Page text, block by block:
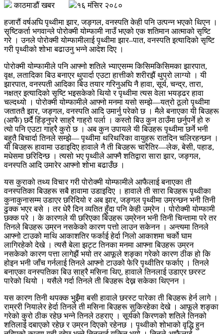
काठमाडौं खबर
१६ मंसिर २०८०
हजारौं वर्षअघि पृथ्वीमा झार, जङ्गल, वनस्पति केही पनि उत्पन्न भएको थिएन ।
सृष्टिकर्ता भगवान्ले पोरोक्मी योम्फामी नाउँ भएको एक शतिमान आत्माको सृष्टि
गरे । उनले पोरोक्मी योम्फामीलाई पृथ्वीमा झार–पात, वनस्पति इत्यादिको सृष्टि
गरी पृथ्वीको शोभा बढाउनु भन्ने आदेश दिए ।
पोरोक्मी योम्फामीले पनि आफ्नो शतिले भ्याएसम्म किसिमकिसिमका झारपात,
वृक्ष, लतादिका बिउ बनाएर थुपार्दा एउटा हात्तीको शरीरझैं थुप्रो लाग्यो । यी
झारपात, वनस्पती आदिका बिउ तयार गरिनुअघि नै हावा, सूर्य, चन्द्र, तारा,
नक्षत्र इत्यादिको सृष्टि भइसकेको थियो र पृथ्वीमा त्यस वेला भयड्ढर हावा
चल्दथ्यो । पोरोक्मी योम्फामीले आफ्नो मनमा यसो सम्झे—यत्रो ठूलो पृथ्वीमा
जताततै झार, जङ्गल, वनस्पति आदि उमार्नु परेको छ । मैले बनाएका यी बिउहरू
(आफै) छर्दै हिंड्नुपरे साह्रै गाह्रो पर्ला । कस्तो बिउ कुन ठाउँमा छर्नुपर्ने हो रु
त्यो पनि एउटा गाह्रै कुरो छ । अब कुन उपायले यी बिउहरू पृथ्वीमा छर्ने भनी
बहुतै बिचार्दा तिनले सम्झे— पृथ्वीमा थरिथरिका वायुहरू रातदिन चलिरहन्छन ।
यी बिउहरू हावामा उडाइदिए हावाले नै ती बिउहरू चारैतिर—लेक, बेसी, पहाड,
मधेसमा छरिदिन्छ । त्यसो भए पृथ्वीले आफ्नै शतिद्वारा सारा झार, जङ्गल,
वनस्पति आदि उमारेर आफ्नो शोभा बढाउँछ ।
यस कुराको तथ्य विचार गरी पोरोक्मी योम्फामीले आफैलाई बनाएका ती
वनस्पतिका बिउहरू सबै हावामा उडाइदिए । हावाले ती सारा बिउहरू पृथ्वीका
कुनाकुनासम्म उडाएर छरिदियो र अब झार, जङ्गल पृथ्वीमा उम्रन्छन भनी तिनी
ढुक्क भएर बसे । तर धेरै दिन व्यतित हुँदा पनि केही उम्रेन । पोरोक्मी योम्फामी
छक्क परे । के कारणले यी छरिएका बिउहरू उम्रेनन भनी तिनी चिन्तामा परे तर
तिनले बिउहरू उम्रन नसकेको कारण पत्तो लाउन सकेनन । अन्त्यमा तिनले
आफ्नो टाउको माथि आकाशतिर फर्काई हेर्दा निलो आकाशमा चर्को घाम
लागिरहेको देखे । त्यसै बेला झट्ट तिनका मनमा आफ्ना बिउहरू उम्रन
नसकेको कारण पत्ता लागेझैं भयो तर आफूले शङ्का गरेको कारण ठीक हो कि
होइन भनी जाँच गर्नलाई तिनले आफ्नो टाउको फेरि पृथ्वीतिर फर्काए । तिनले
बनाएका वनस्पतिका बिउ साह्रै मसिना थिए, हावाले तिनलाई उडाएर छरस्ट
पारेको थियो । यसैले गर्दा तिनले ती बिउहरू देख्न सकेका थिएनन ।
यस कारण तिनी थपक्क भुइँमा बसी हावाले छरस्ट पारेका ती बिउहरू हेर्न लागे ।
राम्ररी नियालेर हेर्दा तिनले ती मसिना बिउहरू सुकिरहेका देखे । आफूले शङ्का
गरेको कुरो ठीक रहेछ भन्ने तिनले ठहराए । सूर्यको किरणको शतिले तिनको
शतिलाई दबाएको रहेछ र उम्रन दिएको रहेनछ । पृथ्वीको शोभाको वृद्धि हुन